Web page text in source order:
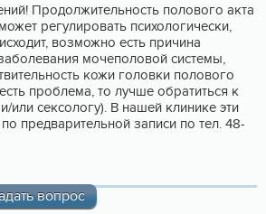
вопрос
Продолжительность полового акта
регулировать психологически,
возможно есть причина
мочеполовой системы,
кожи головки полового
проблема, то лучше обратиться к
или сексологу). В нашей клинике эти
предварительной записи по тел. 48-